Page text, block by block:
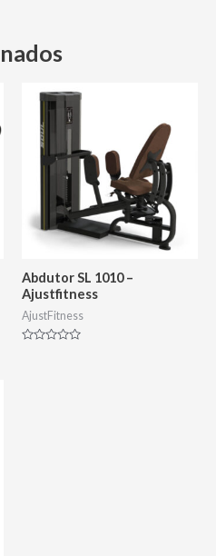
Abdutor SL 1010 –
Ajustfitness
AjustFitness